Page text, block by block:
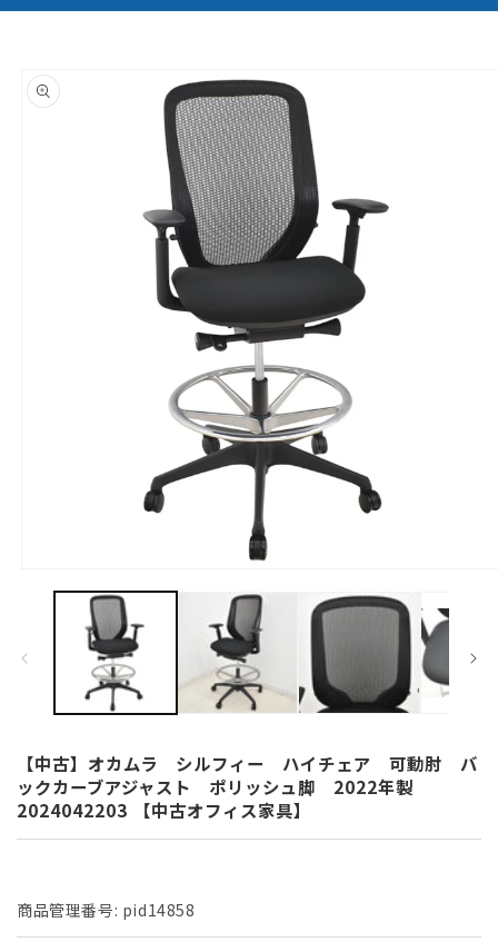
報にス
キップ
で
(1)
を
開
く
【中古】オカムラ シルフィー ハイチェア 可動肘 バ
ックカーブアジャスト ポリッシュ脚 2022年製
2024042203 【中古オフィス家具】
商品管理番号: pid14858